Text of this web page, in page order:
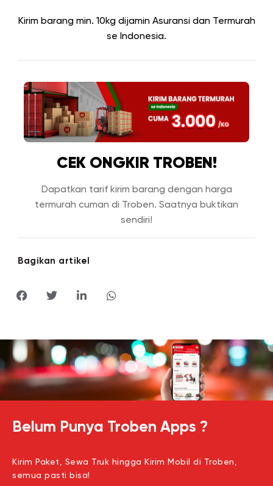
Kirim barang min. 10kg dijamin Asuransi dan Termurah
se Indonesia.
CEK ONGKIR TROBEN!
Dapatkan tarif kirim barang dengan harga
termurah cuman di Troben. Saatnya buktikan
sendiri!
Bagikan artikel
Belum Punya Troben Apps ?
Kirim Paket, Sewa Truk hingga Kirim Mobil di Troben,
semua pasti bisa!